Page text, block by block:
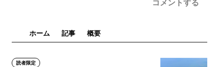
ホーム 記事 概要
読者限定